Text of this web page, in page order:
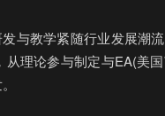
与教学紧随行业发展潮
理论参与制定与EA(美